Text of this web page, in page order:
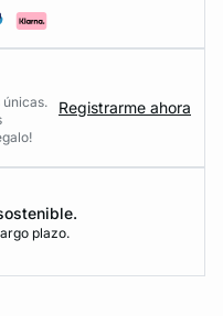
Registrarme ahora
plazo.